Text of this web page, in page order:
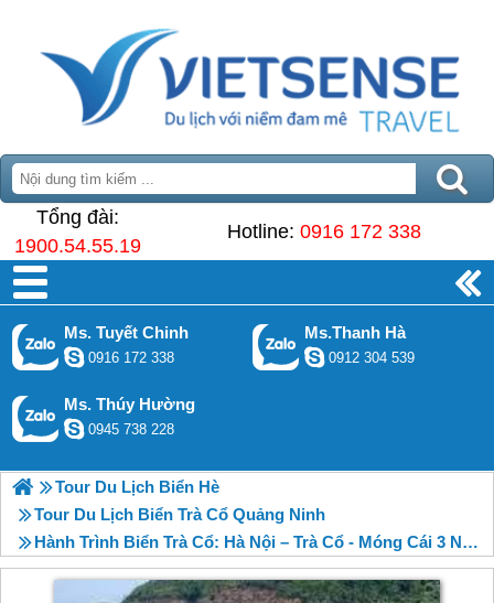
Tổng đài:
1900.54.55.19
Hotline: 0916 172 338
Ms. Tuyết Chinh
0916 172 338
Ms.Thanh Hà
0912 304 539
Ms. Thúy Hường
0945 738 228
Tour Du Lịch Biển Hè
Tour Du Lịch Biển Trà Cổ Quảng Ninh
Hành Trình Biển Trà Cổ: Hà Nội – Trà Cổ - Móng Cái 3 Ngày 2 Đêm